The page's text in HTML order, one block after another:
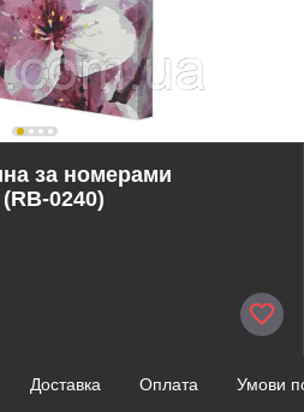
за номерами
0240)
Доставка Оплата Умови